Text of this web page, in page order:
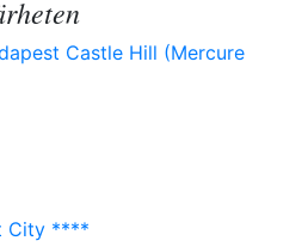
Castle Hill (Mercure
City ****